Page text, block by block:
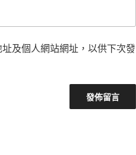
及個人網站網址，以供下次發